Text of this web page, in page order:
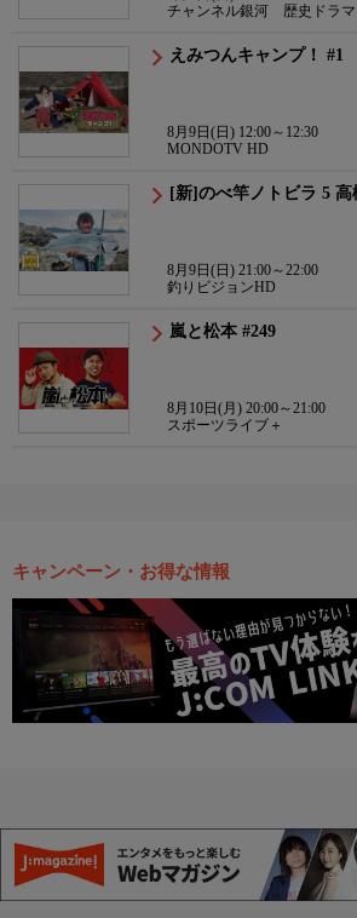
チャンネル銀河 歴史ドラマ
えみつんキャンプ！ #1
8月9日(日) 12:00～12:30
MONDOTV HD
[新]のべ竿ノトビラ 5
8月9日(日) 21:00～22:00
釣りビジョンHD
嵐と松本 #249
8月10日(月) 20:00～21:00
スポーツライブ＋
キャンペーン・お得な情報